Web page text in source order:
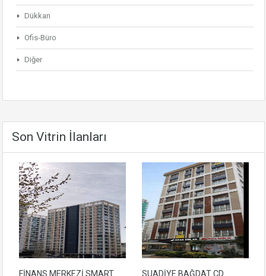
Dükkan
Ofis-Büro
Diğer
Son Vitrin İlanları
FİNANS MERKEZİ SMART
SUADİYE BAĞDAT CD.